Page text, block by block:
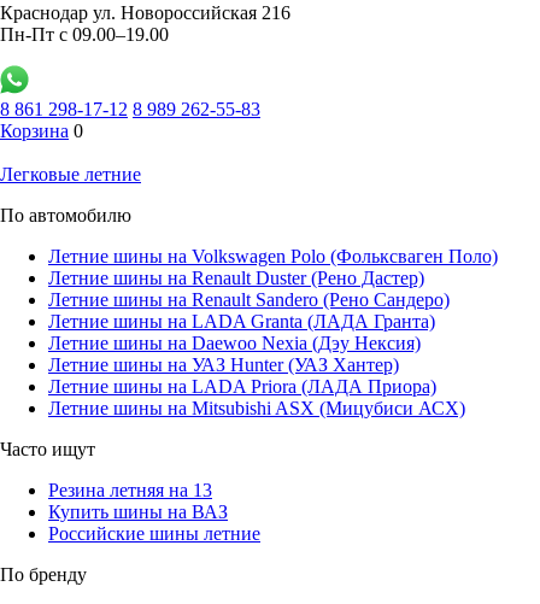
Краснодар ул. Новороссийская 216
Пн-Пт с 09.00–19.00
8 861 298-17-12 8 989 262-55-83
Корзина 0
Легковые летние
По автомобилю
Летние шины на Volkswagen Polo (Фольксваген Поло)
Летние шины на Renault Duster (Рено Дастер)
Летние шины на Renault Sandero (Рено Сандеро)
Летние шины на LADA Granta (ЛАДА Гранта)
Летние шины на Daewoo Nexia (Дэу Нексия)
Летние шины на УАЗ Hunter (УАЗ Хантер)
Летние шины на LADA Priora (ЛАДА Приора)
Летние шины на Mitsubishi ASX (Мицубиси АСХ)
Часто ищут
Резина летняя на 13
Купить шины на ВАЗ
Российские шины летние
По бренду